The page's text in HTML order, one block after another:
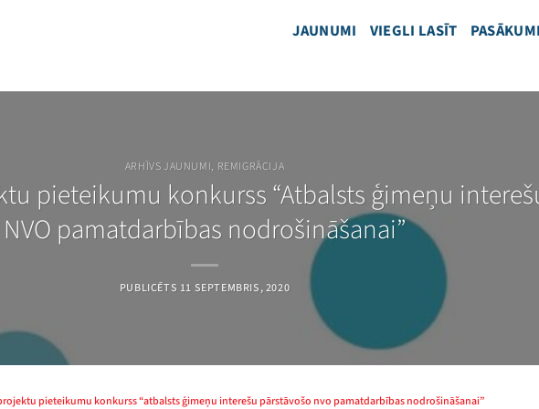
JAUNUMI VIEGLI LASĪT PASĀKUMI
ARHĪVS JAUNUMI, REMIGRĀCIJA
pieteikumu konkurss “Atbalsts ģimeņu
NVO pamatdarbības nodrošināšanai”
PUBLICĒTS 11 SEPTEMBRIS, 2020
pieteikumu konkurss “atbalsts ģimeņu interešu pārstāvošo nvo pamatdarbības nodrošināšanai”